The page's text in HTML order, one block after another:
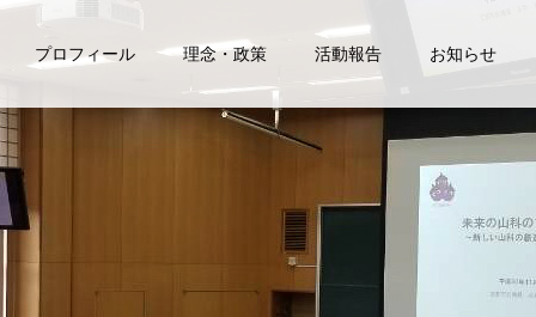
プロフィール 理念・政策 活動報告 お知らせ